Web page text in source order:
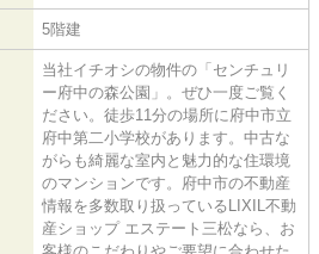
5階建
当社イチオシの物件の「センチュリ
ー府中の森公園」。ぜひ一度ご覧く
ださい。徒歩11分の場所に府中市立
府中第二小学校があります。中古な
がらも綺麗な室内と魅力的な住環境
のマンションです。府中市の不動産
情報を多数取り扱っているLIXIL不動
産ショップ エステート三松なら、お